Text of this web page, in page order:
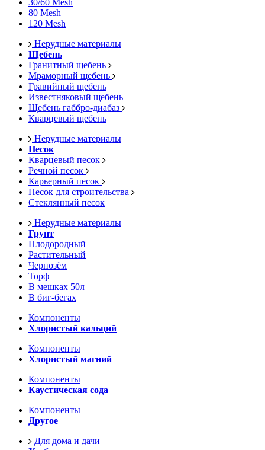
30/60 Mesh
80 Mesh
120 Mesh
Нерудные материалы
Щебень
Гранитный щебень
Мраморный щебень
Гравийный щебень
Известняковый щебень
Щебень габбро-диабаз
Кварцевый щебень
Нерудные материалы
Песок
Кварцевый песок
Речной песок
Карьерный песок
Песок для строительства
Стеклянный песок
Нерудные материалы
Грунт
Плодородный
Растительный
Чернозём
Торф
В мешках 50л
В биг-бегах
Компоненты
Хлористый кальций
Компоненты
Хлористый магний
Компоненты
Каустическая сода
Компоненты
Другое
Для дома и дачи